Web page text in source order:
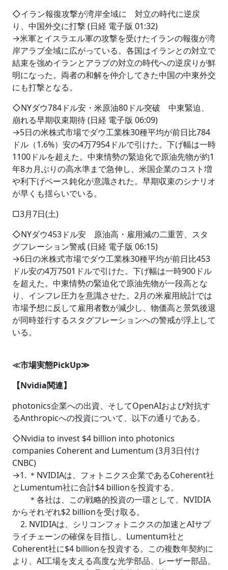
◇イラン報復攻撃が湾岸全域に 対立の時代に逆戻
り、中国外交に打撃 (日経 電子版 01:32)
→米軍とイスラエル軍の攻撃を受けたイランの報復が湾
岸アラブ全域に広がっている。各国はイランとの対立で
結束を強めイランとアラブの対立の時代への逆戻りが鮮
明になった。両者の和解を仲介してきた中国の中東外交
にも打撃となる。
◇NYダウ784ドル安・米原油80ドル突破 中東緊迫、
崩れる早期収束期待 (日経 電子版 06:09)
→5日の米株式市場でダウ工業株30種平均が前日比784
ドル（1.6%）安の4万7954ドルで引けた。下げ幅は一時
1100ドルを超えた。中東情勢の緊迫化で原油先物が約1
年8カ月ぶりの高水準まで急伸し、米国企業のコスト増
や利下げペース鈍化が意識された。早期収束のシナリオ
が早くも揺らいでいる。
□3月7日(土)
◇NYダウ453ドル安 原油高・雇用減の二重苦、スタ
グフレーション警戒 (日経 電子版 06:15)
→6日の米株式市場でダウ工業株30種平均が前日比453
ドル安の4万7501ドルで引けた。下げ幅は一時900ドル
を超えた。中東情勢の緊迫化で原油先物が一段高とな
り、インフレ圧力を意識させた。2月の米雇用統計では
市場予想に反して雇用者数が減少し、物価高と景気後退
が同時並行するスタグフレーションへの警戒が浮上して
いる。
≪市場実態PickUp≫
【Nvidia関連】
photonics企業への出資、そしてOpenAIおよび対抗す
るAnthropicへの投資について、以下の通りである。
◇Nvidia to invest $4 billion into photonics
companies Coherent and Lumentum (3月3日付け
CNBC)
→1. ＊NVIDIAは、フォトニクス企業であるCoherent社
とLumentum社に合計$4 billionを投資する。
＊各社は、この戦略的投資の一環として、NVIDIA
からそれぞれ$2 billionを受け取る。
2. NVIDIAは、シリコンフォトニクスの加速とAIサプ
ライチェーンの確保を目指し、Lumentum社と
Coherent社に$4 billionを投資する。この複数年契約に
より、AI工場を支える高度な光学部品、レーザー部品、